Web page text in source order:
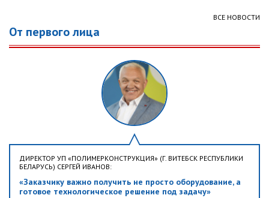
ВСЕ НОВОСТИ
От первого лица
ДИРЕКТОР УП «ПОЛИМЕРКОНСТРУКЦИЯ» (Г. ВИТЕБСК РЕСПУБЛИКИ
БЕЛАРУСЬ) СЕРГЕЙ ИВАНОВ:
«Заказчику важно получить не просто оборудование, а
готовое технологическое решение под задачу»